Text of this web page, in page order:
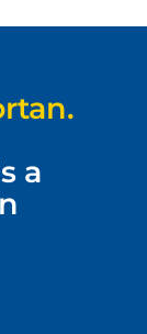
a